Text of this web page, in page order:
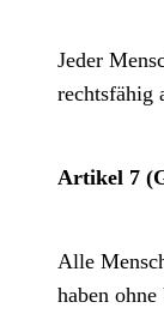
Jeder
rechtsfähig
Artikel 7
Alle
haben